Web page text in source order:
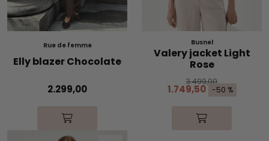
Rue de femme
Elly blazer Chocolate
2.299,00
Busnel
Valery jacket Light
Rose
3.499,00
1.749,50 -50 %